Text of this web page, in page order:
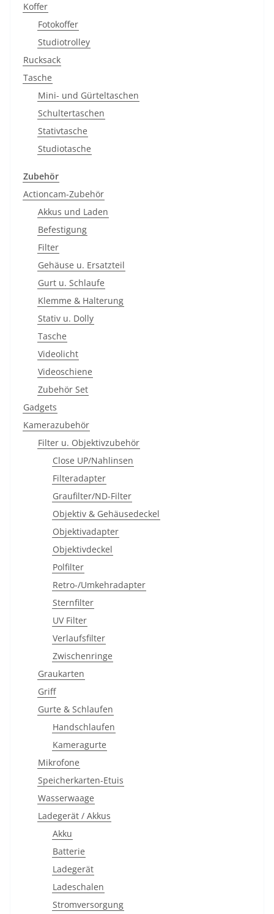
Koffer
Fotokoffer
Studiotrolley
Rucksack
Tasche
Mini- und Gürteltaschen
Schultertaschen
Stativtasche
Studiotasche
Zubehör
Actioncam-Zubehör
Akkus und Laden
Befestigung
Filter
Gehäuse u. Ersatzteil
Gurt u. Schlaufe
Klemme & Halterung
Stativ u. Dolly
Tasche
Videolicht
Videoschiene
Zubehör Set
Gadgets
Kamerazubehör
Filter u. Objektivzubehör
Close UP/Nahlinsen
Filteradapter
Graufilter/ND-Filter
Objektiv & Gehäusedeckel
Objektivadapter
Objektivdeckel
Polfilter
Retro-/Umkehradapter
Sternfilter
UV Filter
Verlaufsfilter
Zwischenringe
Graukarten
Griff
Gurte & Schlaufen
Handschlaufen
Kameragurte
Mikrofone
Speicherkarten-Etuis
Wasserwaage
Ladegerät / Akkus
Akku
Batterie
Ladegerät
Ladeschalen
Stromversorgung